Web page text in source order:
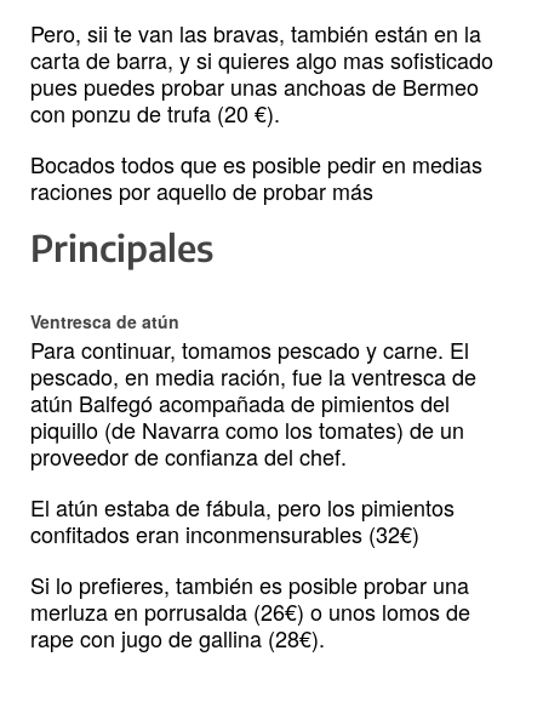
Pero, sii te van las bravas, también están en la
carta de barra, y si quieres algo mas sofisticado
pues puedes probar unas anchoas de Bermeo
con ponzu de trufa (20 €).
Bocados todos que es posible pedir en medias
raciones por aquello de probar más
Principales
Ventresca de atún
Para continuar, tomamos pescado y carne. El
pescado, en media ración, fue la ventresca de
atún Balfegó acompañada de pimientos del
piquillo (de Navarra como los tomates) de un
proveedor de confianza del chef.
El atún estaba de fábula, pero los pimientos
confitados eran inconmensurables (32€)
Si lo prefieres, también es posible probar una
merluza en porrusalda (26€) o unos lomos de
rape con jugo de gallina (28€).